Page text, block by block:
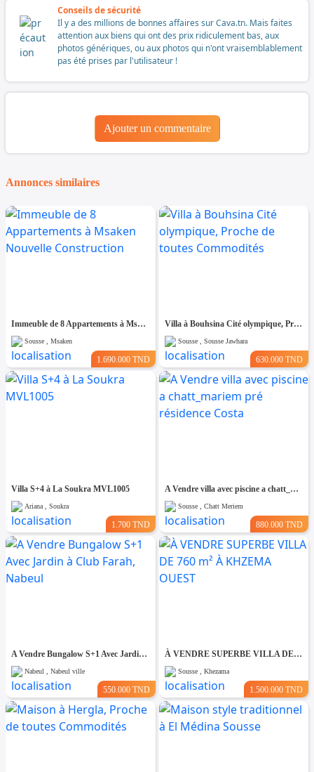
Conseils de sécurité
Il y a des millions de bonnes affaires sur Cava.tn. Mais faites
attention aux biens qui ont des prix ridiculement bas, aux
photos génériques, ou aux photos qui n'ont vraisemblablement
pas été prises par l'utilisateur !
Ajouter un commentaire
Annonces similaires
Immeuble de 8 Appartements à Msaken Nouvelle Construction
Sousse , Msaken
1.690.000 TND
Villa à Bouhsina Cité olympique, Proche de toutes Commodités
Sousse , Sousse Jawhara
630.000 TND
Villa S+4 à La Soukra MVL1005
Ariana , Soukra
1.700 TND
A Vendre villa avec piscine a chatt_mariem pré résidence Costa
Sousse , Chatt Meriem
880.000 TND
A Vendre Bungalow S+1 Avec Jardin à Club Farah, Nabeul
Nabeul , Nabeul ville
550.000 TND
À VENDRE SUPERBE VILLA DE 760 m² À KHZEMA OUEST
Sousse , Khezama
1.500.000 TND